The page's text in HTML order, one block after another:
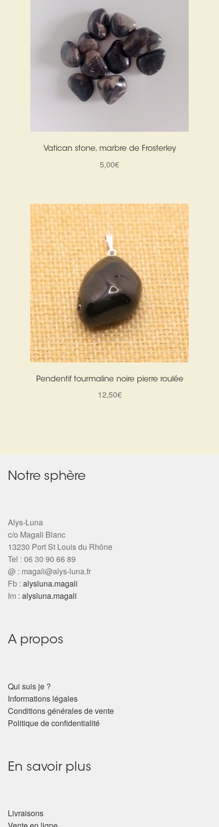
Vatican stone, marbre de Frosterley
5,00€
Pendentif tourmaline noire pierre roulée
12,50€
Notre sphère
Alys-Luna
c/o Magali Blanc
13230 Port St Louis du Rhône
Tel : 06 30 90 66 89
@ : magali@alys-luna.fr
Fb : alysluna.magali
Im : alysluna.magali
A propos
Qui suis je ?
Informations légales
Conditions générales de vente
Politique de confidentialité
En savoir plus
Livraisons